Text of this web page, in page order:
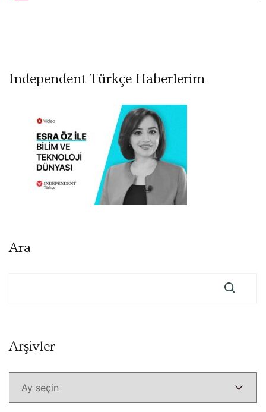
Independent Türkçe Haberlerim
Ara
ArşivlerArşivler